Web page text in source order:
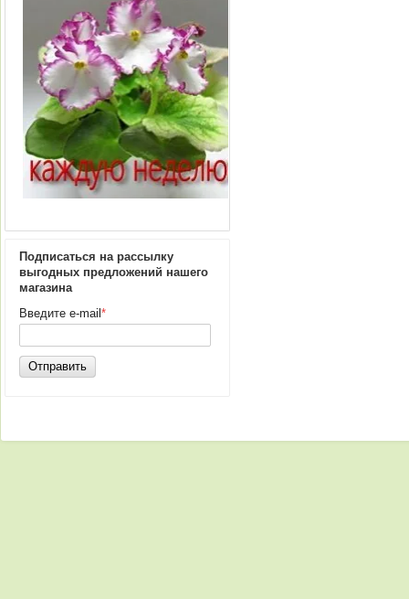
Подписаться на рассылку
выгодных предложений нашего
магазина
Введите e-mail *
Отправить